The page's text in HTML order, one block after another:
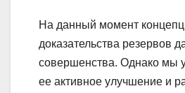
На данный момент
доказательства резервов
совершенства. Однако мы
ее активное улучшение и